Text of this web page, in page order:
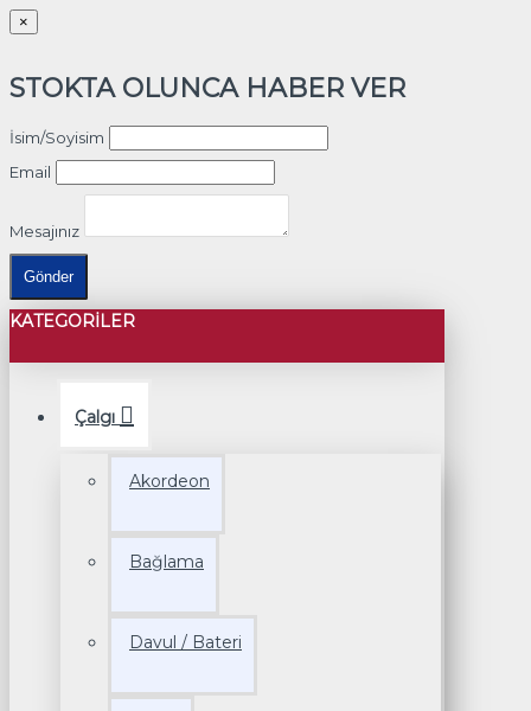
×
STOKTA OLUNCA HABER VER
İsim/Soyisim
Email
Mesajınız
Gönder
KATEGORILER
Çalgı
Akordeon
Bağlama
Davul / Bateri